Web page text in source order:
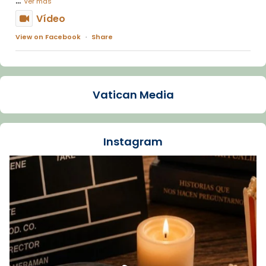
Vídeo
View on Facebook · Share
Arquebisbat de Barcelona
La Carmina va patir depressió. Fa gairebé
dos mesos, a l'Estadi Lluís Companys, la
Recupera l'entrevista comp
Vatican
tican News 👇
www.vaticannews.va/es/iglesia/news/2026-
07/carmina-historia-depresion-papa-viaje-
espana-testimoni...
Foto
Vatican Media
Instagram